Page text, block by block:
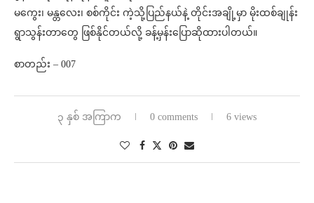
မကွေး၊ မန္တလေး၊ စစ်ကိုင်း ကဲ့သို့ပြည်နယ်နဲ့ တိုင်းအချို့မှာ မိုးထစ်ချုန်း
ရွာသွန်းတာတွေ ဖြစ်နိုင်တယ်လို့ ခန့်မှန်းပြောဆိုထားပါတယ်။
စာတည်း – 007
၃ နှစ် အကြာက 0 comments 6 views